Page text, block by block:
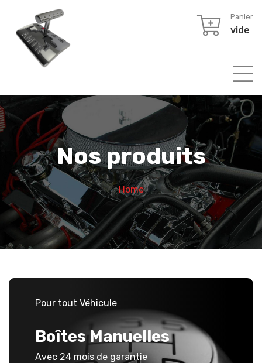
Panier
vide
Nos produits
Home
Pour tout Véhicule
Boîtes Manuelles
Avec 24 mois de garantie